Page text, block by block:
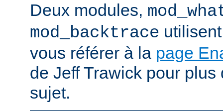
Deux modules,
mod_backtrace
vous référer à la page
de Jeff Trawick pour
sujet.